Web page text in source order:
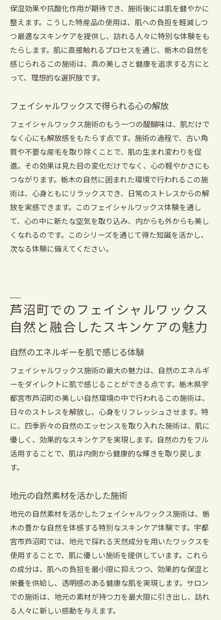
保湿効果や抗酸化作用が期待でき、施術後には肌を健やかに
整えます。こうした特産品の使用は、肌への負担を軽減しつ
つ最適なスキンケアを提供し、訪れる人々に特別な体験をも
たらします。肌に直接触れるプロセスを通じ、栃木の自然を
感じられるこの施術は、真の美しさと健康を追求する方にと
って、理想的な選択肢です。
フェイシャルワックスで得られる心の解放
フェイシャルワックス施術のもう一つの醍醐味は、肌だけで
なく心にも解放感をもたらす点です。施術の過程で、古い角
質や不要な産毛を取り除くことで、肌の生まれ変わりを促
進。その効果は見た目の変化だけでなく、心の軽やかさにも
つながります。栃木の自然に囲まれた環境で行われるこの施
術は、心身ともにリラックスでき、日常のストレスからの解
放を実感できます。このフェイシャルワックス体験を通し
て、心の中に新たな空気を取り込み、内からも外からも美し
くなれるのです。このシリーズを通じて得た知識を活かし、
次なる体験に備えてください。
芦沼町でのフェイシャルワックス
自然と融合したスキンケアの魅力
自然のエネルギーを肌で感じる体験
フェイシャルワックス施術の最大の魅力は、自然のエネルギ
ーをダイレクトに肌で感じることができる点です。栃木県宇
都宮市芦沼町の美しい自然環境の中で行われるこの施術は、
日々のストレスを解放し、心身をリフレッシュさせます。特
に、四季折々の自然のエッセンスを取り入れた施術は、肌に
優しく、効果的なスキンケアを実現します。自然の力をフル
活用することで、肌は内側から健康的な輝きを取り戻しま
す。
地元の自然素材を活かした施術
地元の自然素材を活かしたフェイシャルワックス施術は、栃
木の豊かな自然を体感する特別なスキンケア体験です。宇都
宮市芦沼町では、地元で採れる天然成分を用いたワックスを
使用することで、肌に優しい施術を提供しています。これら
の成分は、肌への負担を最小限に抑えつつ、効果的な保湿と
栄養を供給し、透明感のある健康な肌を実現します。サロン
での施術は、地元の素材が持つ力を最大限に引き出し、訪れ
る人々に新しい感動を与えます。